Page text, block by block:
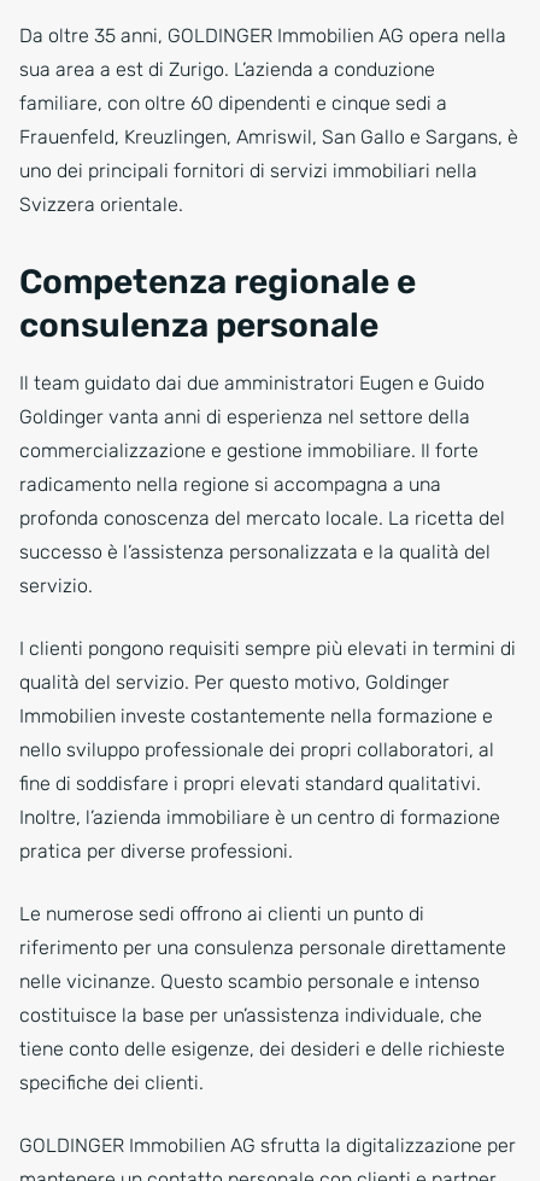
Da oltre 35 anni, GOLDINGER Immobilien AG opera nella
sua area a est di Zurigo. L’azienda a conduzione
familiare, con oltre 60 dipendenti e cinque sedi a
Frauenfeld, Kreuzlingen, Amriswil, San Gallo e Sargans, è
uno dei principali fornitori di servizi immobiliari nella
Svizzera orientale.
Competenza regionale e
consulenza personale
Il team guidato dai due amministratori Eugen e Guido
Goldinger vanta anni di esperienza nel settore della
commercializzazione e gestione immobiliare. Il forte
radicamento nella regione si accompagna a una
profonda conoscenza del mercato locale. La ricetta del
successo è l’assistenza personalizzata e la qualità del
servizio.
I clienti pongono requisiti sempre più elevati in termini di
qualità del servizio. Per questo motivo, Goldinger
Immobilien investe costantemente nella formazione e
nello sviluppo professionale dei propri collaboratori, al
fine di soddisfare i propri elevati standard qualitativi.
Inoltre, l’azienda immobiliare è un centro di formazione
pratica per diverse professioni.
Le numerose sedi offrono ai clienti un punto di
riferimento per una consulenza personale direttamente
nelle vicinanze. Questo scambio personale e intenso
costituisce la base per un’assistenza individuale, che
tiene conto delle esigenze, dei desideri e delle richieste
specifiche dei clienti.
GOLDINGER Immobilien AG sfrutta la digitalizzazione per